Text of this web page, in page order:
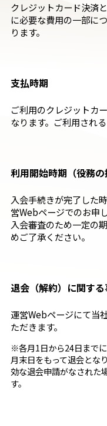
クレジットカード決済
に必要な費用の一部に
ります。
支払時期
ご利用のクレジットカ
なります。ご利用され
利用開始時期（役務の
入会手続きが完了した
営Webページでのお申
入会審査のため一定の
めご了承ください。
退会（解約）に関する
運営Webページにて当
ただきます。
※各月1日から24日まで
月末日をもって退会とな
効な退会申請がなされた
す。